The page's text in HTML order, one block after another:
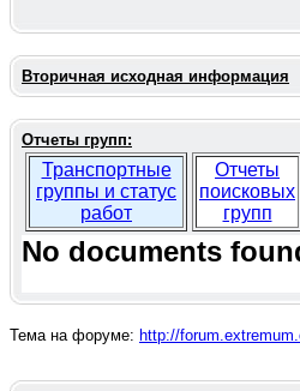
Вторичная исходная информация
Отчеты групп:
Транспортные
группы и статус
работ
Отчеты
поисковых
групп
No documents
Тема на форуме: http://